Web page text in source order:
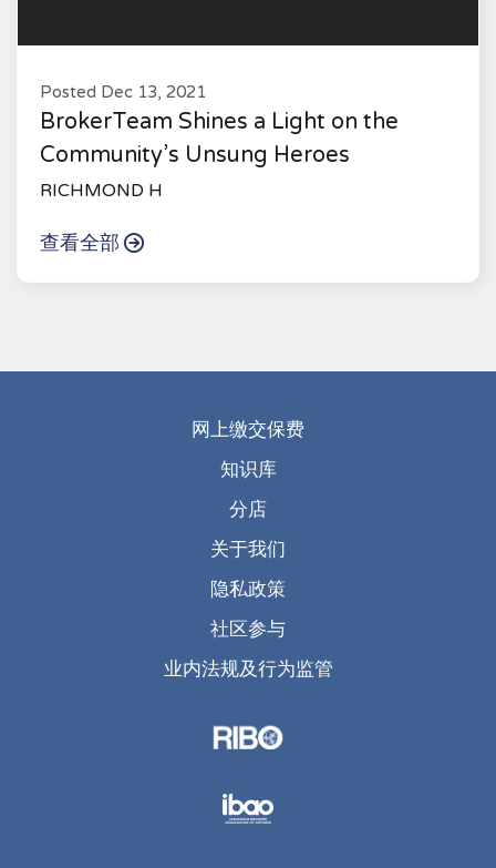
Posted Dec 13, 2021
BrokerTeam Shines a Light on the
Community’s Unsung Heroes
RICHMOND H
查看全部
网上缴交保费
知识库
分店
关于我们
隐私政策
社区参与
业内法规及行为监管